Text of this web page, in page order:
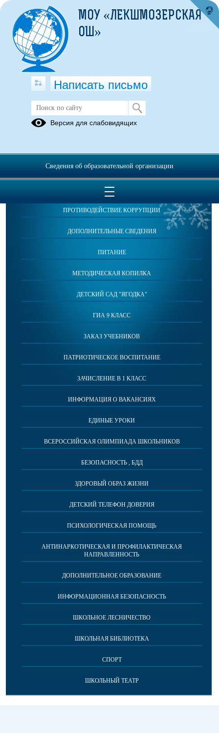
Публикации за 12.11.2025
ОБРАЩЕНИЯ ГРАЖДАН
ПРОТИВОДЕЙСТВИЕ КОРРУПЦИИ
ДОПОЛНИТЕЛЬНЫЕ СВЕДЕНИЯ
ПИТАНИЕ
МЕТОДИЧЕСКАЯ КОПИЛКА
ДЕТСКИЙ САД "ЯГОДКА"
ГИА 9 КЛАСС
ЗАКАЗ УЧЕБНИКОВ
ПАТРИОТИЧЕСКОЕ ВОСПИТАНИЕ
ЗАЧИСЛЕНИЕ В 1 КЛАСС
ИНФОРМАЦИЯ О ВАКАНСИЯХ
ЕДИНЫЕ УРОКИ
ВСЕРОССИЙСКАЯ ОЛИМПИАДА ШКОЛЬНИКОВ
БЕЗОПАСНОСТЬ , БДД
ЗДОРОВЫЙ ОБРАЗ ЖИЗНИ
ДЕТСКИЙ ТЕЛЕФОН ДОВЕРИЯ
ПСИХОЛОГИЧЕСКАЯ ПОМОЩЬ
АНТИНАРКОТИЧЕСКАЯ И ПРОФИЛАКТИЧЕСКАЯ
НАПРАВЛЕННОСТЬ
ДОПОЛНИТЕЛЬНОЕ ОБРАЗОВАНИЕ
ИНФОРМАЦИОННАЯ БЕЗОПАСНОСТЬ
ШКОЛЬНОЕ ЛЕСНИЧЕСТВО
ШКОЛЬНАЯ БИБЛИОТЕКА
СПОРТ
ШКОЛЬНЫЙ ТЕАТР
МОУ «ЛЕКШМОЗЕРСКАЯ
ОШ»
Написать письмо
Версия для слабовидящих
Сведения об образовательной организации